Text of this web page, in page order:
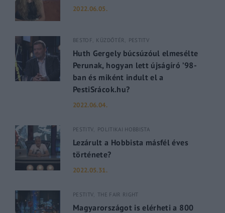
2022.06.05.
BESTOF KÜZDŐTÉR PESTITV
Huth Gergely búcsúzóul elmesélte
Perunak, hogyan lett újságíró ’98-
ban és miként indult el a
PestiSrácok.hu?
2022.06.04.
PESTITV POLITIKAI HOBBISTA
Lezárult a Hobbista másfél éves
története?
2022.05.31.
PESTITV THE FAIR RIGHT
Magyarországot is elérheti a 800